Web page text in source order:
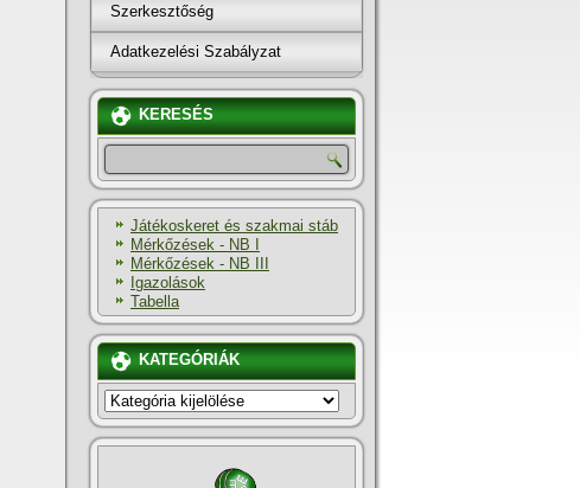
Szerkesztőség
Adatkezelési Szabályzat
KERESÉS
Játékoskeret és szakmai stáb
Mérkőzések - NB I
Mérkőzések - NB III
Igazolások
Tabella
KATEGÓRIÁK
KATEGÓRIÁK